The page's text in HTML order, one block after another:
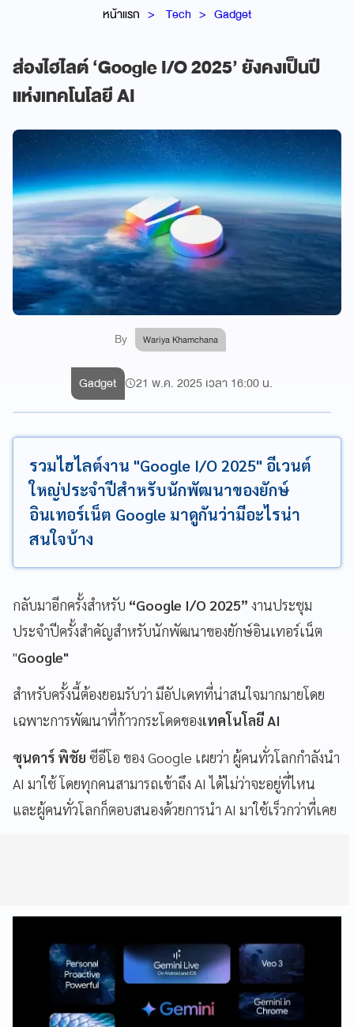
หน้าแรก Tech Gadget
ส่องไฮไลต์ ‘Google I/O 2025’ ยังคงเป็นปี
แห่งเทคโนโลยี AI
By Wariya Khamchana
Gadget 21 พ.ค. 2025 เวลา 16:00 น.
รวมไฮไลต์งาน "Google I/O 2025" อีเวนต์
ใหญ่ประจำปีสำหรับนักพัฒนาของยักษ์
อินเทอร์เน็ต Google มาดูกันว่ามีอะไรน่า
สนใจบ้าง
กลับมาอีกครั้งสำหรับ “Google I/O 2025” งานประชุม
ประจำปีครั้งสำคัญสำหรับนักพัฒนาของยักษ์อินเทอร์เน็ต
"Google"
สำหรับครั้งนี้ต้องยอมรับว่า มีอัปเดทที่น่าสนใจมากมายโดย
เฉพาะการพัฒนาที่ก้าวกระโดดของเทคโนโลยี AI
ซุนดาร์ พิชัย ซีอีโอ ของ Google เผยว่า ผู้คนทั่วโลกกำลังนำ
AI มาใช้ โดยทุกคนสามารถเข้าถึง AI ได้ไม่ว่าจะอยู่ที่ไหน
และผู้คนทั่วโลกก็ตอบสนองด้วยการนำ AI มาใช้เร็วกว่าที่เคย